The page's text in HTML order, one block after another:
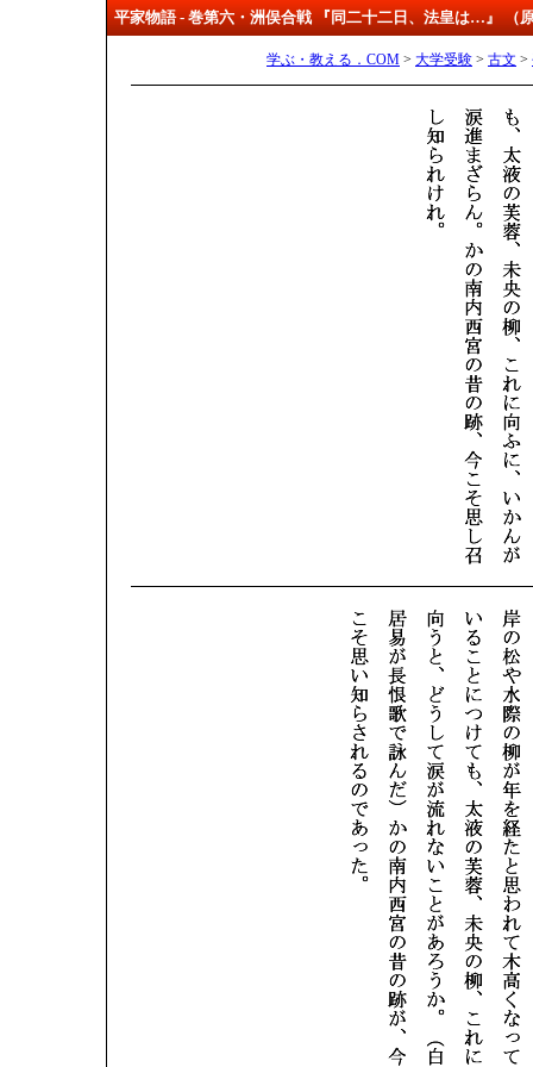
平家物語 - 巻第六・洲俣合戦 『同二十二日、法皇は…』 （
学ぶ・教える．COM > 大学受験 > 古文 >